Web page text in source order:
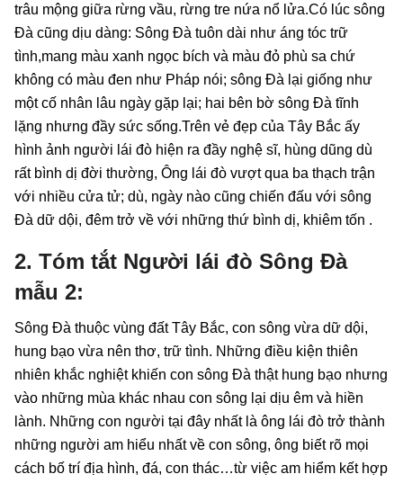
trâu mộng giữa rừng vầu, rừng tre nứa nổ lửa.Có lúc sông
Đà cũng dịu dàng: Sông Đà tuôn dài như áng tóc trữ
tình,mang màu xanh ngọc bích và màu đỏ phù sa chứ
không có màu đen như Pháp nói; sông Đà lại giống như
một cố nhân lâu ngày gặp lại; hai bên bờ sông Đà tĩnh
lặng nhưng đầy sức sống.Trên vẻ đẹp của Tây Bắc ấy
hình ảnh người lái đò hiện ra đầy nghệ sĩ, hùng dũng dù
rất bình dị đời thường, Ông lái đò vượt qua ba thạch trận
với nhiều cửa tử; dù, ngày nào cũng chiến đấu với sông
Đà dữ dội, đêm trở về với những thứ bình dị, khiêm tốn .
2. Tóm tắt Người lái đò Sông Đà
mẫu 2:
Sông Đà thuộc vùng đất Tây Bắc, con sông vừa dữ dội,
hung bạo vừa nên thơ, trữ tình. Những điều kiện thiên
nhiên khắc nghiệt khiến con sông Đà thật hung bạo nhưng
vào những mùa khác nhau con sông lại dịu êm và hiền
lành. Những con người tại đây nhất là ông lái đò trở thành
những người am hiểu nhất về con sông, ông biết rõ mọi
cách bố trí địa hình, đá, con thác…từ việc am hiểm kết hợp